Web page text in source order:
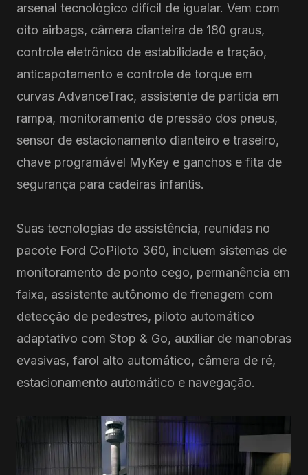
arsenal tecnológico difícil de igualar. Vem com
oito airbags, câmera dianteira de 180 graus,
controle eletrônico de estabilidade e tração,
anticapotamento e controle de torque em
curvas AdvanceTrac, assistente de partida em
rampa, monitoramento de pressão dos pneus,
sensor de estacionamento dianteiro e traseiro,
chave programável MyKey e ganchos e fita de
segurança para cadeiras infantis.
Suas tecnologias de assistência, reunidas no
pacote Ford CoPiloto 360, incluem sistemas de
monitoramento de ponto cego, permanência em
faixa, assistente autônomo de frenagem com
detecção de pedestres, piloto automático
adaptativo com Stop & Go, auxiliar de manobras
evasivas, farol alto automático, câmera de ré,
estacionamento automático e navegação.